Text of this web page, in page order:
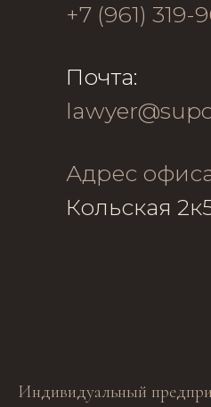
+7 (961) 319-
Почта:
Адрес
Кольская
Индивидуальный